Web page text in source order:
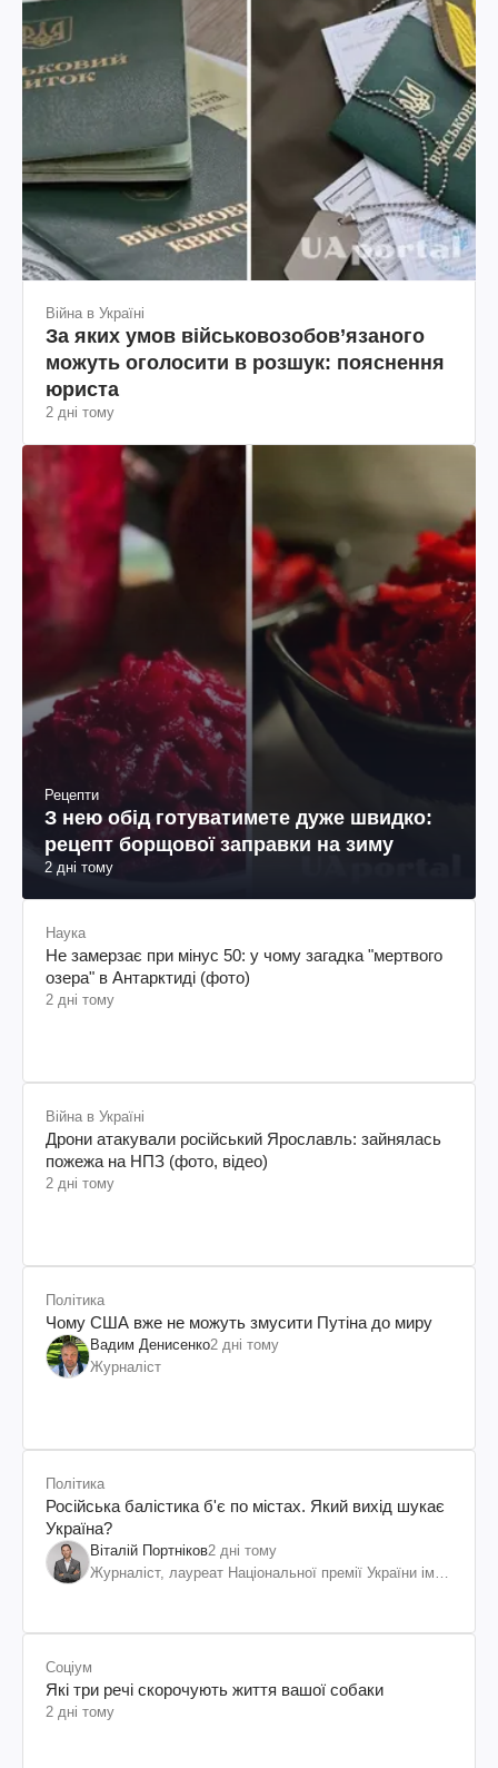
Війна в Україні
За яких умов військовозобов’язаного
можуть оголосити в розшук: пояснення
юриста
2 дні тому
Рецепти
З нею обід готуватимете дуже швидко:
рецепт борщової заправки на зиму
2 дні тому
Наука
Не замерзає при мінус 50: у чому загадка "мертвого
озера" в Антарктиді (фото)
2 дні тому
Війна в Україні
Дрони атакували російський Ярославль: зайнялась
пожежа на НПЗ (фото, відео)
2 дні тому
Політика
Чому США вже не можуть змусити Путіна до миру
Вадим Денисенко2 дні тому
Журналіст
Політика
Російська балістика б'є по містах. Який вихід шукає
Україна?
Віталій Портніков2 дні тому
Журналіст, лауреат Національної премії України ім.
Соціум
Які три речі скорочують життя вашої собаки
2 дні тому